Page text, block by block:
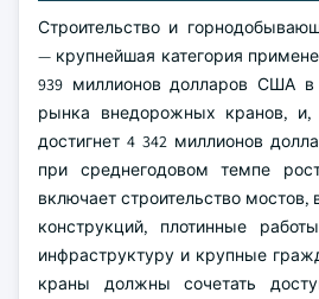
Строительство и
— крупнейшая категория
939 миллионов долларов США в
рынка внедорожных кранов, и,
достигнет 4 342 миллионов
при среднегодовом темпе
включает строительство мостов,
конструкций, плотинные
инфраструктуру и крупные
краны должны сочетать